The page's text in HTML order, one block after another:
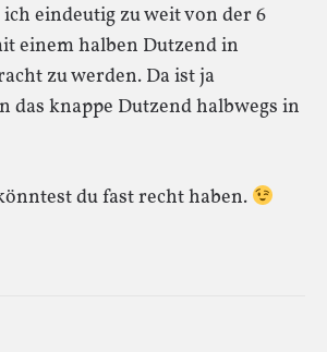
ich eindeutig zu weit von der 6
einem halben Dutzend in
zu werden. Da ist ja
das knappe Dutzend halbwegs in
du fast recht haben.